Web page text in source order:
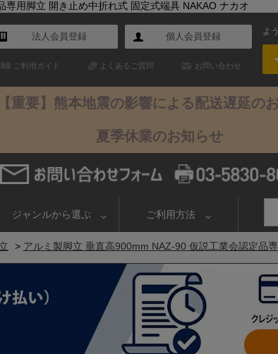
用脚立 開き止め中折れ式 固定式端具 NAKAO ナカオ
法人会員登録 個人会員登録
ご利用ガイド よくあるご質問 お問い合わせ
よ
重要】熊本地震の影響による配送遅延の
夏季休業のお知らせ
ジャンルから選ぶ ご利用方法
> アルミ製脚立 垂直高900mm NAZ-90 仮説工業会認定品